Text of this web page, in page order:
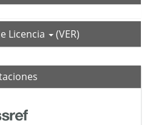
Licencia
(VER)